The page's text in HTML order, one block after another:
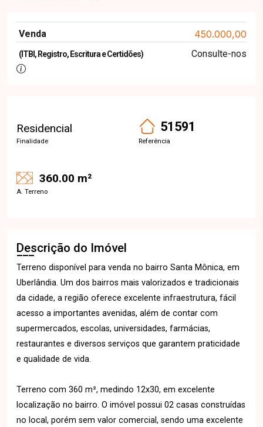
Venda 450.000,00
(ITBI, Registro, Escritura e Certidões) Consulte-nos
Residencial
Finalidade
51591
Referência
360.00 m²
A. Terreno
Descrição do Imóvel
Terreno disponível para venda no bairro Santa Mônica, em
Uberlândia. Um dos bairros mais valorizados e tradicionais
da cidade, a região oferece excelente infraestrutura, fácil
acesso a importantes avenidas, além de contar com
supermercados, escolas, universidades, farmácias,
restaurantes e diversos serviços que garantem praticidade
e qualidade de vida.
Terreno com 360 m², medindo 12x30, em excelente
localização no bairro. O imóvel possui 02 casas construídas
no local, porém sem valor comercial, sendo uma excelente